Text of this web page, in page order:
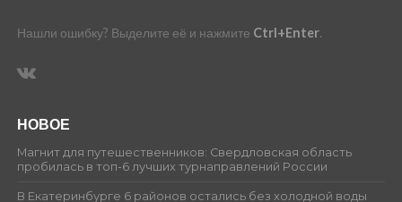
Нашли ошибку? Выделите её и нажмите Ctrl+Enter.
НОВОЕ
Магнит для путешественников: Свердловская область
пробилась в топ-6 лучших турнаправлений России
В Екатеринбурге 6 районов остались без холодной воды